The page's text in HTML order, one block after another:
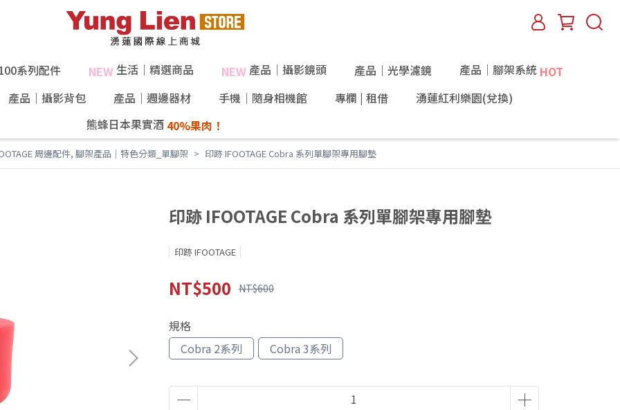
系列配件 NEW 生活｜精選商品 NEW 產品｜攝影鏡頭 產品｜光學濾鏡 產品｜腳架系統HOT
產品｜攝影背包
產品｜週邊器材 手機｜隨身相機館 專欄 | 租借
湧蓮紅利樂園(兌換)
熊蜂日本果實酒 40%果肉！
周邊配件, 腳架產品｜特色分類_單腳架 印跡 IFOOTAGE Cobra 系列單腳架專用腳墊
印跡 IFOOTAGE Cobra 系列單腳架專用腳墊
印跡 IFOOTAGE
NT$500 NT$600
規格
Cobra 2系列
Cobra 3系列